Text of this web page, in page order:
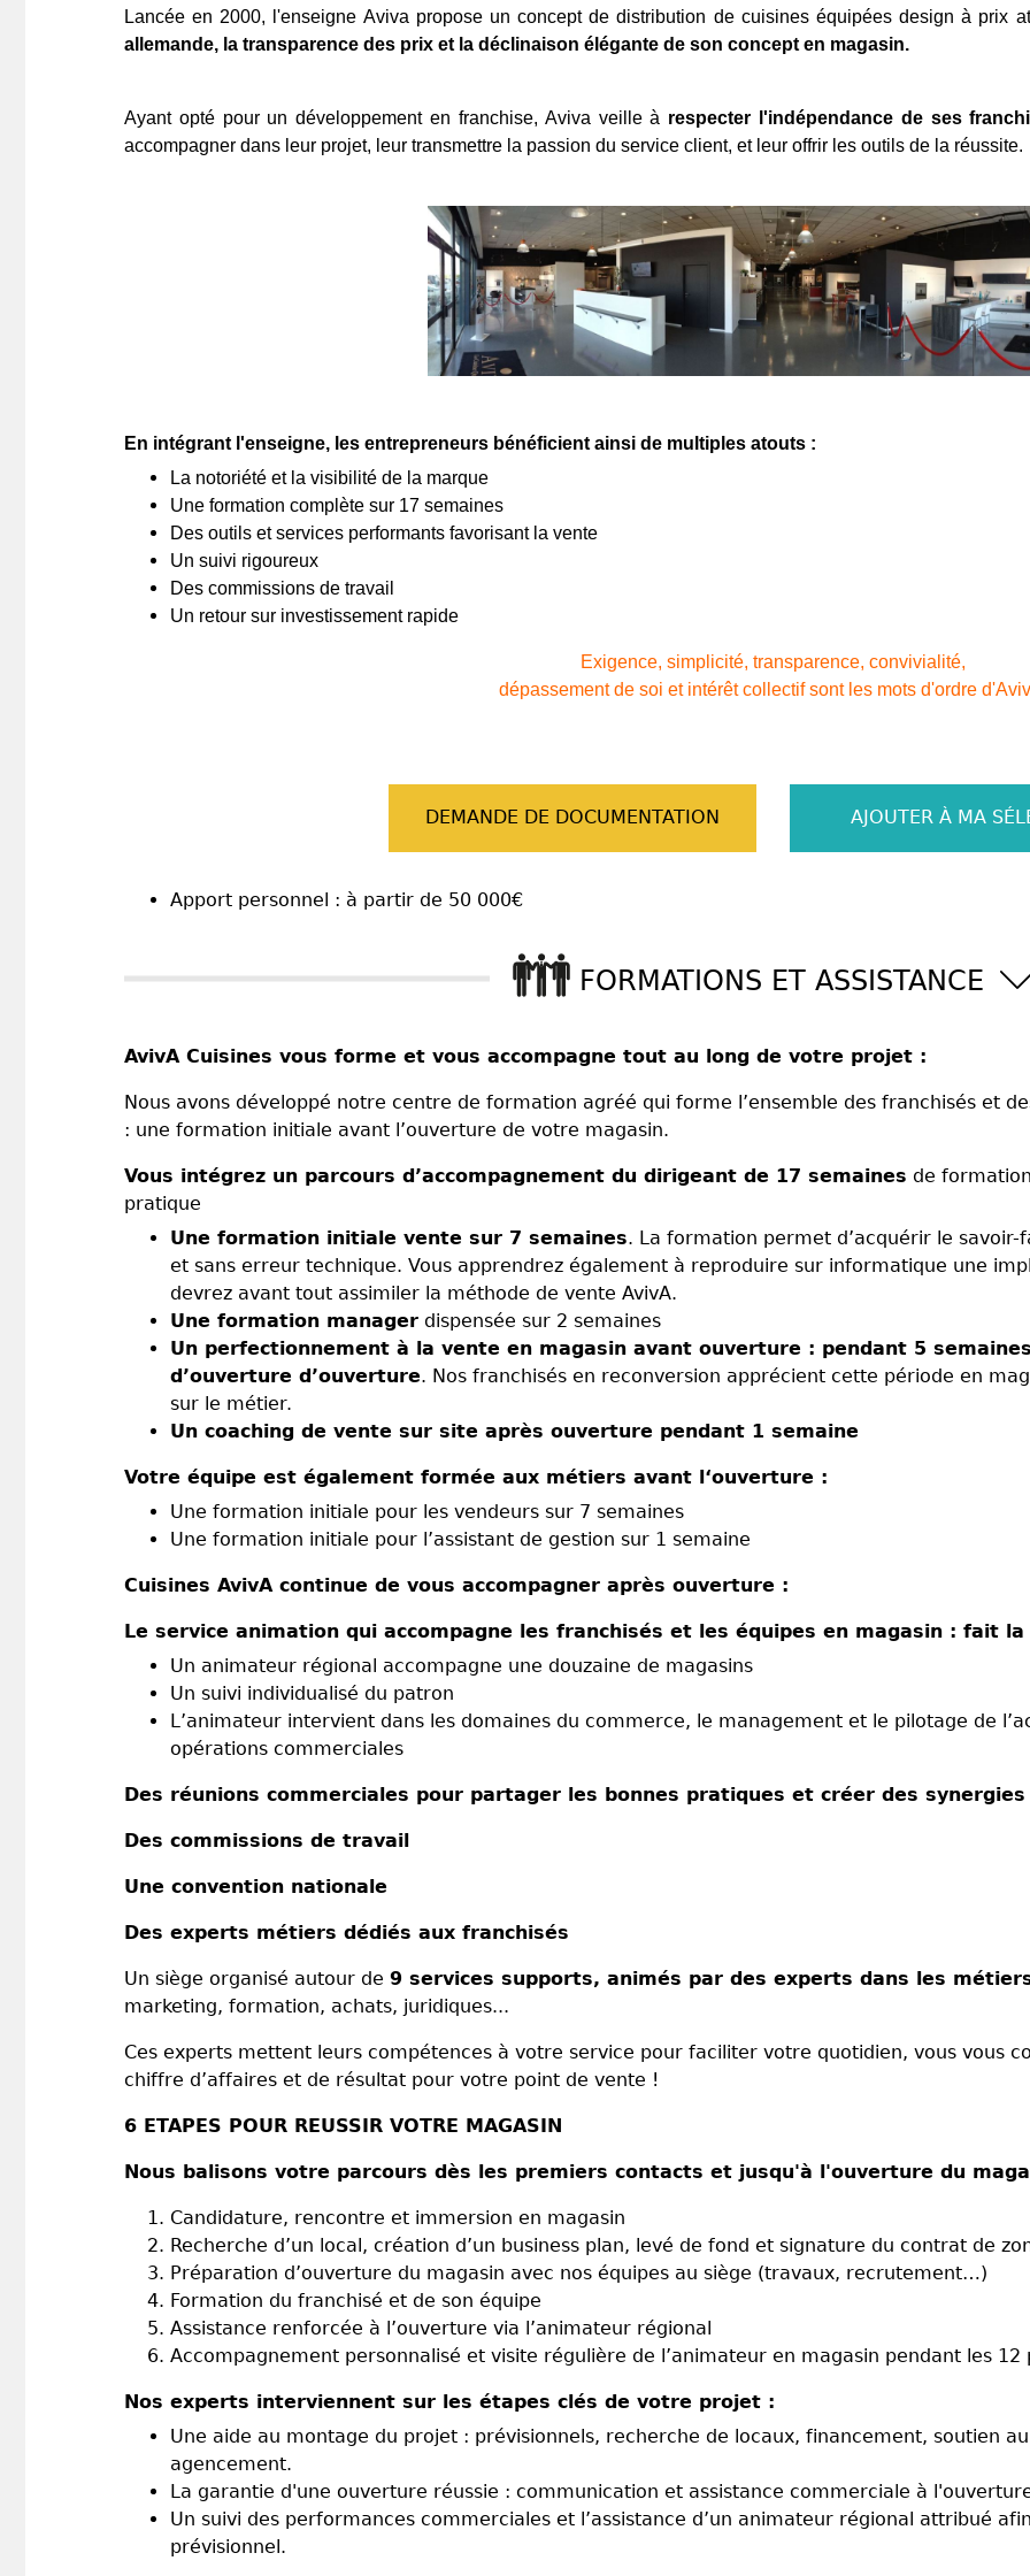
Lancée en 2000, l'enseigne Aviva propose un concept de distribution de cuisines équipées design à prix
allemande, la transparence des prix et la déclinaison élégante de son concept en magasin.
Ayant opté pour un développement en franchise, Aviva veille à respecter l'indépendance de ses
accompagner dans leur projet, leur transmettre la passion du service client, et leur offrir les outils de la réussite.
En intégrant l'enseigne, les entrepreneurs bénéficient ainsi de multiples atouts :
La notoriété et la visibilité de la marque
Une formation complète sur 17 semaines
Des outils et services performants favorisant la vente
Un suivi rigoureux
Des commissions de travail
Un retour sur investissement rapide
Exigence, simplicité, transparence, convivialité,
dépassement de soi et intérêt collectif sont les mots d'ordre
DEMANDE DE DOCUMENTATION AJOUTER À MA
Apport personnel : à partir de 50 000€
FORMATIONS ET ASSISTANCE
AvivA Cuisines vous forme et vous accompagne tout au long de votre projet :
Nous avons développé notre centre de formation agréé qui forme l’ensemble des franchisés et
: une formation initiale avant l’ouverture de votre magasin.
Vous intégrez un parcours d’accompagnement du dirigeant de 17 semaines de
pratique
Une formation initiale vente sur 7 semaines. La formation permet d’acquérir le
et sans erreur technique. Vous apprendrez également à reproduire sur informatique une
devrez avant tout assimiler la méthode de vente AvivA.
Une formation manager dispensée sur 2 semaines
Un perfectionnement à la vente en magasin avant ouverture : pendant 5
d’ouverture d’ouverture. Nos franchisés en reconversion apprécient cette période en
sur le métier.
Un coaching de vente sur site après ouverture pendant 1 semaine
Votre équipe est également formée aux métiers avant l‘ouverture :
Une formation initiale pour les vendeurs sur 7 semaines
Une formation initiale pour l’assistant de gestion sur 1 semaine
Cuisines AvivA continue de vous accompagner après ouverture :
Le service animation qui accompagne les franchisés et les équipes en magasin : fait
Un animateur régional accompagne une douzaine de magasins
Un suivi individualisé du patron
L’animateur intervient dans les domaines du commerce, le management et le pilotage de
opérations commerciales
Des réunions commerciales pour partager les bonnes pratiques et créer des
Des commissions de travail
Une convention nationale
Des experts métiers dédiés aux franchisés
Un siège organisé autour de 9 services supports, animés par des experts dans les
marketing, formation, achats, juridiques...
Ces experts mettent leurs compétences à votre service pour faciliter votre quotidien, vous vous
chiffre d’affaires et de résultat pour votre point de vente !
6 ETAPES POUR REUSSIR VOTRE MAGASIN
Nous balisons votre parcours dès les premiers contacts et jusqu'à l'ouverture du
Candidature, rencontre et immersion en magasin
Recherche d’un local, création d’un business plan, levé de fond et signature du contrat de
Préparation d’ouverture du magasin avec nos équipes au siège (travaux, recrutement…)
Formation du franchisé et de son équipe
Assistance renforcée à l’ouverture via l’animateur régional
Accompagnement personnalisé et visite régulière de l’animateur en magasin pendant les 12
Nos experts interviennent sur les étapes clés de votre projet :
Une aide au montage du projet : prévisionnels, recherche de locaux, financement, soutien
agencement.
La garantie d'une ouverture réussie : communication et assistance commerciale à
Un suivi des performances commerciales et l’assistance d’un animateur régional attribué
prévisionnel.